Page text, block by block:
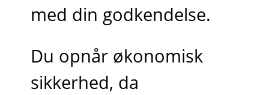
med din godkendelse.
Du opnår økonomisk
sikkerhed, da